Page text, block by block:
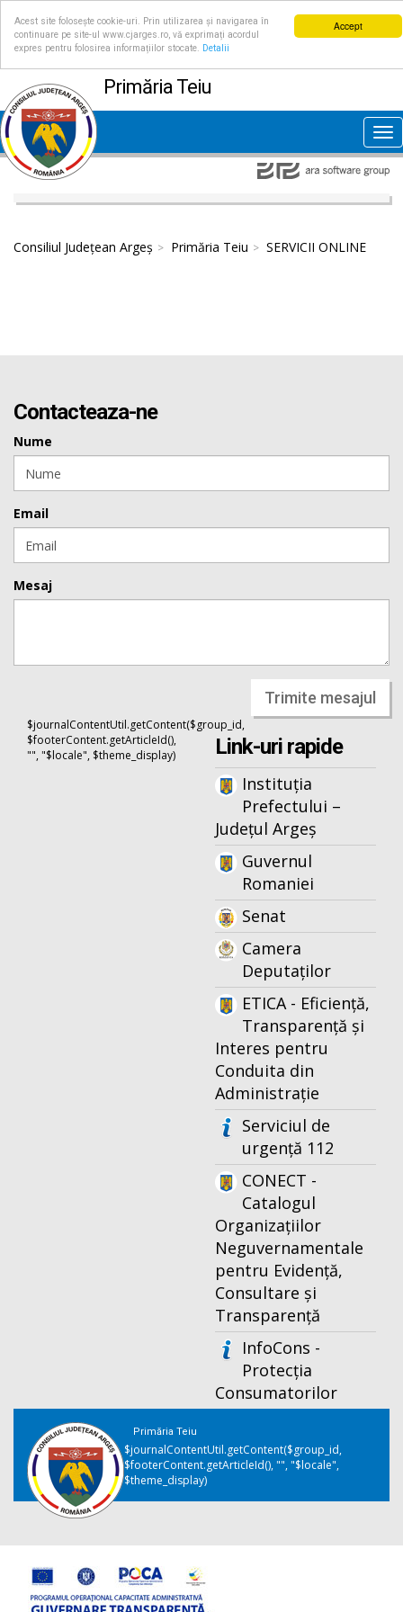
Accept
Acest site folosește cookie-uri. Prin utilizarea și navigarea în
continuare pe site-ul www.cjarges.ro, vă exprimați acordul
expres pentru folosirea informațiilor stocate.
Detalii
Primăria Teiu
Consiliul Județean Argeș Primăria Teiu SERVICII ONLINE
Contacteaza-ne
Nume
Email
Mesaj
Trimite mesajul
$journalContentUtil.getContent($group_id,
$footerContent.getArticleId(),
"", "$locale", $theme_display)
Link-uri rapide
Instituția
Prefectului –
Județul Argeș
Guvernul
Romaniei
Senat
Camera
Deputaților
ETICA - Eficiență,
Transparență și
Interes pentru
Conduita din
Administrație
Serviciul de
urgență 112
CONECT -
Catalogul
Organizațiilor
Neguvernamentale
pentru Evidență,
Consultare și
Transparență
InfoCons -
Protecția
Consumatorilor
Primăria Teiu
$journalContentUtil.getContent($group_id,
$footerContent.getArticleId(), "", "$locale",
$theme_display)